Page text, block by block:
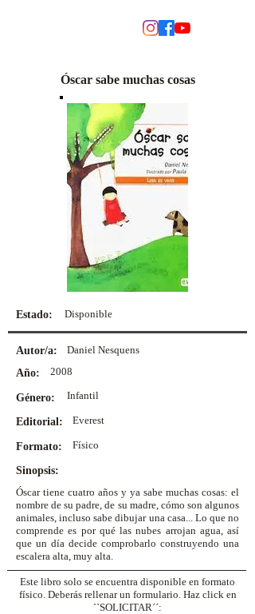
Óscar sabe muchas cosas
Estado: Disponible
Autor/a:
Daniel Nesquens
Año:
2008
Género: Infantil
Everest
Editorial:
Formato: Físico
Sinopsis:
Óscar tiene cuatro años y ya sabe muchas cosas: el
nombre de su padre, de su madre, cómo son algunos
animales, incluso sabe dibujar una casa... Lo que no
comprende es por qué las nubes arrojan agua, así
que un día decide comprobarlo construyendo una
escalera alta, muy alta.
Este libro solo se encuentra disponible en formato
físico. Deberás rellenar un formulario. Haz click en
``SOLICITAR´´: